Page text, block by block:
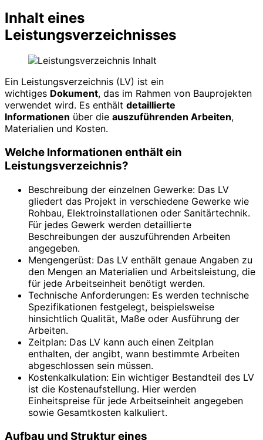
Inhalt eines
Leistungsverzeichnisses
Ein Leistungsverzeichnis (LV) ist ein
wichtiges Dokument, das im Rahmen von Bauprojekten
verwendet wird. Es enthält detaillierte
Informationen über die auszuführenden Arbeiten,
Materialien und Kosten.
Welche Informationen enthält ein
Leistungsverzeichnis?
Beschreibung der einzelnen Gewerke: Das LV
gliedert das Projekt in verschiedene Gewerke wie
Rohbau, Elektroinstallationen oder Sanitärtechnik.
Für jedes Gewerk werden detaillierte
Beschreibungen der auszuführenden Arbeiten
angegeben.
Mengengerüst: Das LV enthält genaue Angaben zu
den Mengen an Materialien und Arbeitsleistung, die
für jede Arbeitseinheit benötigt werden.
Technische Anforderungen: Es werden technische
Spezifikationen festgelegt, beispielsweise
hinsichtlich Qualität, Maße oder Ausführung der
Arbeiten.
Zeitplan: Das LV kann auch einen Zeitplan
enthalten, der angibt, wann bestimmte Arbeiten
abgeschlossen sein müssen.
Kostenkalkulation: Ein wichtiger Bestandteil des LV
ist die Kostenaufstellung. Hier werden
Einheitspreise für jede Arbeitseinheit angegeben
sowie Gesamtkosten kalkuliert.
Aufbau und Struktur eines